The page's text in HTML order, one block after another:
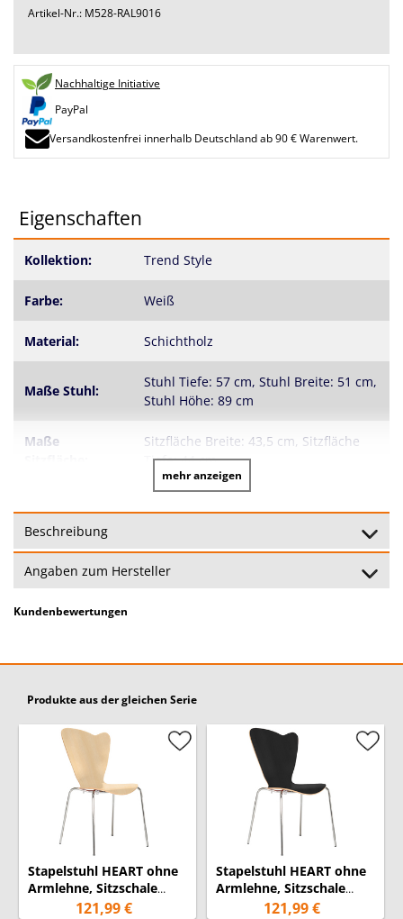
Artikel-Nr.: M528-RAL9016
Nachhaltige Initiative
PayPal
Versandkostenfrei innerhalb Deutschland ab 90 € Warenwert.
Eigenschaften
Kollektion: Trend Style
Farbe: Weiß
Material: Schichtholz
Maße Stuhl:
Stuhl Tiefe: 57 cm, Stuhl Breite: 51 cm,
Stuhl Höhe: 89 cm
Maße
Sitzfläche Breite: 43,5 cm, Sitzfläche
Tiefe: 44 cm
Belastbarkeit:
120 kg
mehr anzeigen
Beschreibung
Angaben zum Hersteller
Kundenbewertungen
Produkte aus der gleichen Serie
Stapelstuhl HEART ohne
Armlehne, Sitzschale
Eiche hell gebeizt
121,99 €
Stapelstuhl HEART ohne
Armlehne, Sitzschale
Schwarz gebeizt
121,99 €